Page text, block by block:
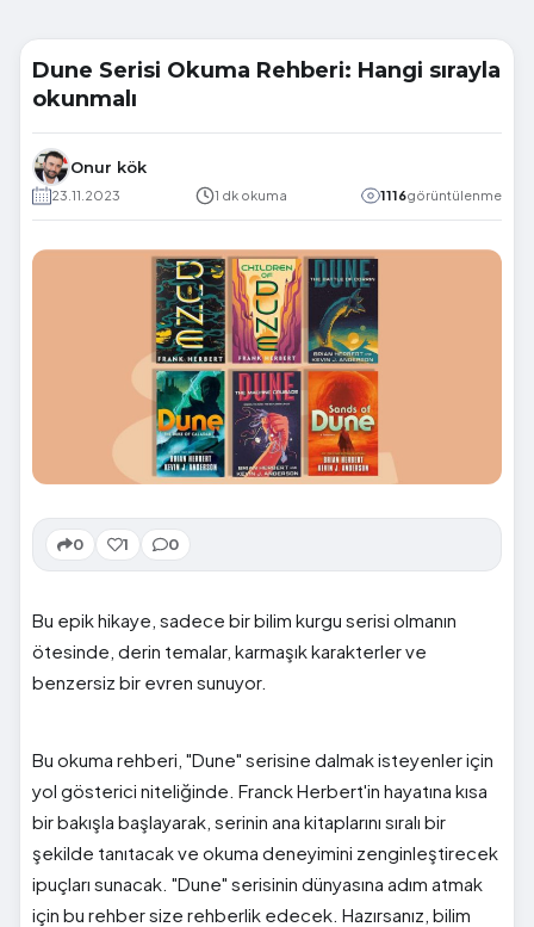
Dune Serisi Okuma Rehberi: Hangi sırayla
okunmalı
Onur kök
23.11.2023 1 dk okuma 1116görüntülenme
0 1 0
Bu epik hikaye, sadece bir bilim kurgu serisi olmanın
ötesinde, derin temalar, karmaşık karakterler ve
benzersiz bir evren sunuyor.
Bu okuma rehberi, "Dune" serisine dalmak isteyenler için
yol gösterici niteliğinde. Franck Herbert'in hayatına kısa
bir bakışla başlayarak, serinin ana kitaplarını sıralı bir
şekilde tanıtacak ve okuma deneyimini zenginleştirecek
ipuçları sunacak. "Dune" serisinin dünyasına adım atmak
için bu rehber size rehberlik edecek. Hazırsanız, bilim